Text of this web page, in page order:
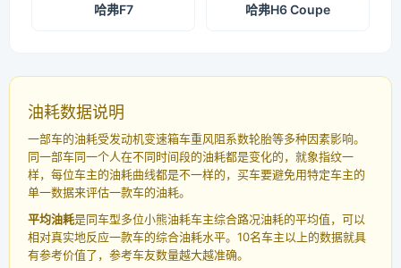
哈弗F7 哈弗H6 Coupe
油耗数据说明
一部车的油耗受发动机变速箱车重风阻系数轮胎等多种因素影响。
同一部车同一个人在不同时间段的油耗都是变化的，就象指纹一
样，每位车主的油耗曲线都是不一样的，买车要避免用特定车主的
单一数据来评估一款车的油耗。
平均油耗是同车型多位小熊油耗车主综合路况油耗的平均值，可以
相对真实地反应一款车的综合油耗水平。10名车主以上的数据就具
有参考价值了，参考车友数量越大越准确。